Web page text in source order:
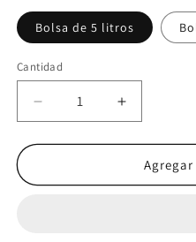
Bolsa de 5 litros
Cantidad
Cantidad
Reducir
cantidad
para
elegantísima
Aumentar
cantidad
para
Aralia